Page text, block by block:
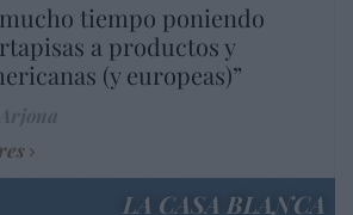
tiempo poniendo
a productos y
(y europeas)”
LA CASA BLANCA